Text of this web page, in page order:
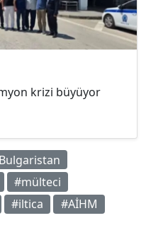
krizi büyüyor
#mülteci
#iltica
#AİHM